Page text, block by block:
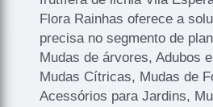
Flora Rainhas oferece a
precisa no segmento de
Mudas de árvores, Adubos
Mudas Cítricas, Mudas de
Acessórios para Jardins,